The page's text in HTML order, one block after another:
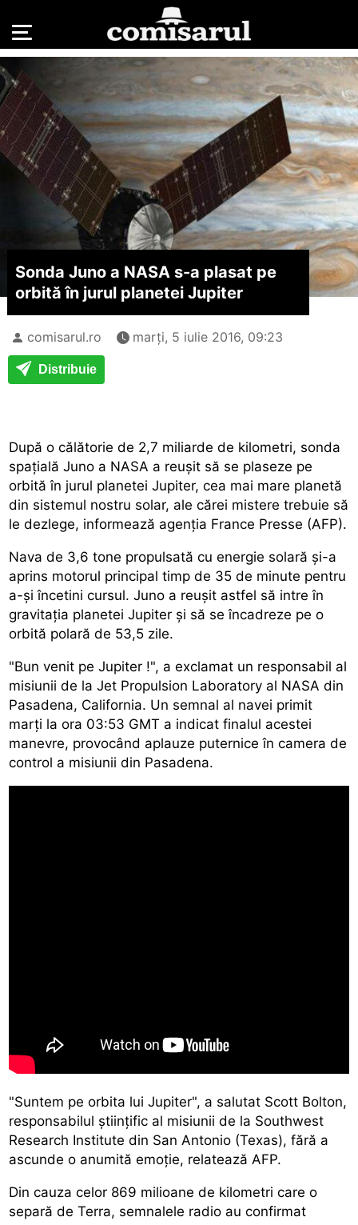
Sonda Juno a NASA s-a plasat pe
orbită în jurul planetei Jupiter
comisarul.ro marți, 5 iulie 2016, 09:23
Distribuie
După o călătorie de 2,7 miliarde de kilometri, sonda
spațială Juno a NASA a reușit să se plaseze pe
orbită în jurul planetei Jupiter, cea mai mare planetă
din sistemul nostru solar, ale cărei mistere trebuie să
le dezlege, informează agenția France Presse (AFP).
Nava de 3,6 tone propulsată cu energie solară și-a
aprins motorul principal timp de 35 de minute pentru
a-și încetini cursul. Juno a reușit astfel să intre în
gravitația planetei Jupiter și să se încadreze pe o
orbită polară de 53,5 zile.
"Bun venit pe Jupiter !", a exclamat un responsabil al
misiunii de la Jet Propulsion Laboratory al NASA din
Pasadena, California. Un semnal al navei primit
marți la ora 03:53 GMT a indicat finalul acestei
manevre, provocând aplauze puternice în camera de
control a misiunii din Pasadena.
"Suntem pe orbita lui Jupiter", a salutat Scott Bolton,
responsabilul științific al misiunii de la Southwest
Research Institute din San Antonio (Texas), fără a
ascunde o anumită emoție, relatează AFP.
Din cauza celor 869 milioane de kilometri care o
separă de Terra, semnalele radio au confirmat